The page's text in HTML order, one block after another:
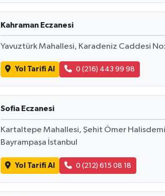
Kahraman Eczanesi
Yavuztürk Mahallesi, Karadeniz Caddesi
Yol Tarifi Al 0 (216) 443 99 98
Sofia Eczanesi
Kartaltepe Mahallesi, Şehit Ömer
Bayrampaşa İstanbul
Yol Tarifi Al 0 (212) 615 08 18